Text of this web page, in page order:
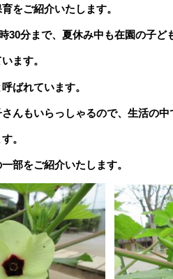
をご紹介いたします。
30分まで、夏休み中も在園の子ど
ます。
ばれています。
んもいらっしゃるので、生活の
。
部をご紹介いたします。